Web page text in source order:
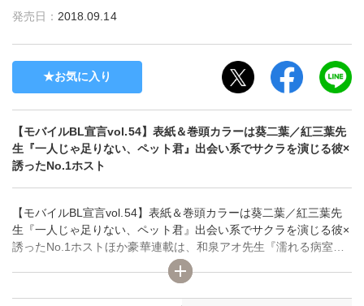
発売日： 2018.09.14
お気に入り
【モバイルBL宣言vol.54】表紙＆巻頭カラーは葵二葉／紅三葉先
生『一人じゃ足りない、ペット君』出会い系でサクラを演じる彼×
誘ったNo.1ホスト
【モバイルBL宣言vol.54】表紙＆巻頭カラーは葵二葉／紅三葉先
生『一人じゃ足りない、ペット君』出会い系でサクラを演じる彼×
誘ったNo.1ホストほか豪華連載は、和泉アオ先生『濡れる病室～
先生と尿道プレイ～』、冬坂ころも先生『僕の番は発情オオカ
ミ』、たかはし志貴先生『ダシタイ！ 俺の汁とアイツの喘ぎ
声』、靴川先生『きみのチクビをみせてくれ～見たい、舐めた